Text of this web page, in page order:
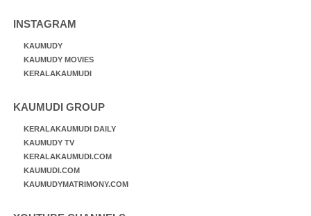
INSTAGRAM
KAUMUDY
KAUMUDY MOVIES
KERALAKAUMUDI
KAUMUDI GROUP
KERALAKAUMUDI DAILY
KAUMUDY TV
KERALAKAUMUDI.COM
KAUMUDI.COM
KAUMUDYMATRIMONY.COM